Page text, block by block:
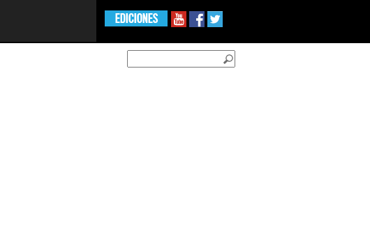
EDICIONES